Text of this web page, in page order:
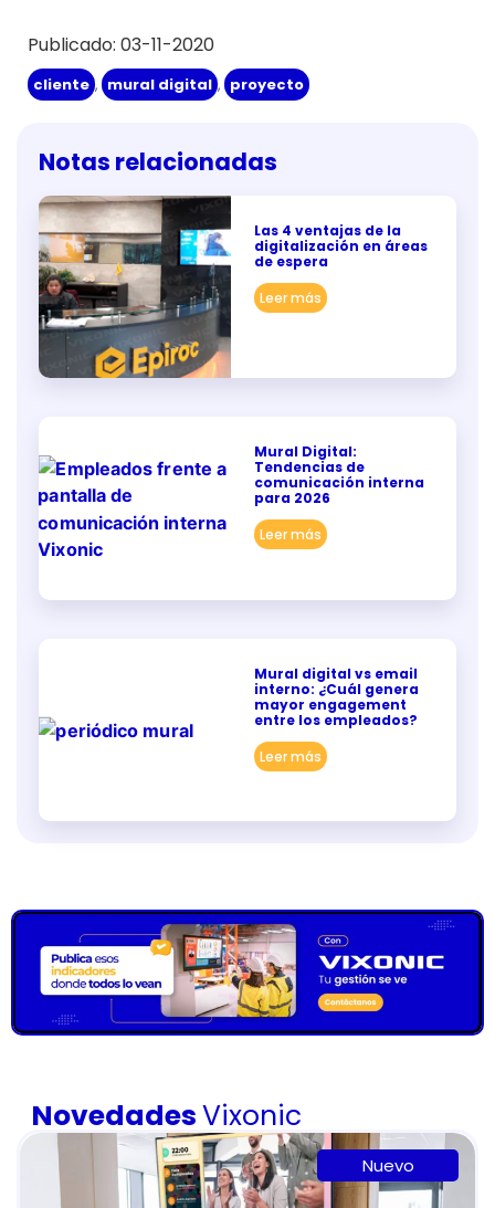
Publicado: 03-11-2020
cliente , mural digital , proyecto
Notas relacionadas
Las 4 ventajas de la
digitalización en áreas
de espera
Leer más
Mural Digital:
Tendencias de
comunicación interna
para 2026
Leer más
Mural digital vs email
interno: ¿Cuál genera
mayor engagement
entre los empleados?
Leer más
NovedadesVixonic
Nuevo